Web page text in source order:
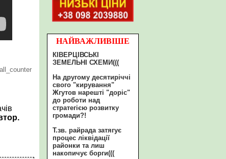
НАЙВАЖЛИВІШЕ
КІВЕРЦІВСЬКІ
ЗЕМЕЛЬНІ СХЕМИ(((
На другому десятиріччі
свого "кирування"
Жгутов нарешті "доріс"
до роботи над
стратегією розвитку
громади?!
Т.зв. райрада затягує
процес ліквідації
районки та лиш
накопичує борги(((